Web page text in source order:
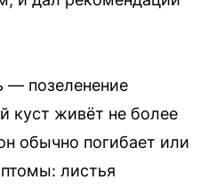
— позеленение
куст живёт не более
обычно погибает или
листья